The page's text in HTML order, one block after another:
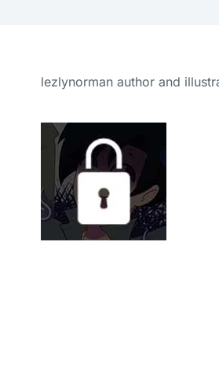
lezlynorman author and